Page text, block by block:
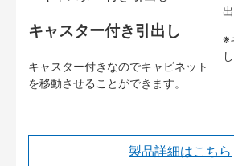
キャスター付き引出し
キャスター付きなのでキャビネット
を移動させることができます。
※
製品詳細はこちら